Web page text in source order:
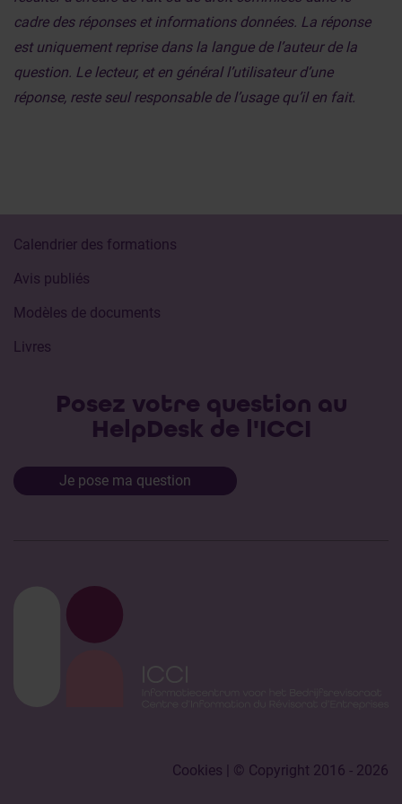
cadre des réponses et informations données. La réponse
est uniquement reprise dans la langue de l’auteur de la
question. Le lecteur, et en général l’utilisateur d’une
réponse, reste seul responsable de l’usage qu’il en fait.
Calendrier des formations
Avis publiés
Modèles de documents
Livres
Posez votre question au
HelpDesk de l'ICCI
Je pose ma question
Cookies | © Copyright 2016 - 2026